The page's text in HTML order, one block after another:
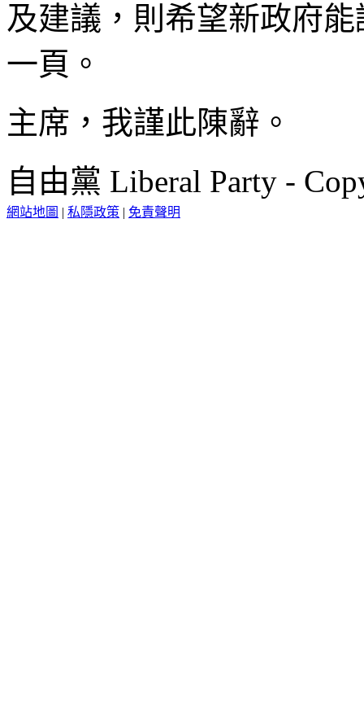
及建議，則希望新政府
一頁。
主席，我謹此陳辭。
自由黨 Liberal Party -
網站地圖 | 私隱政策 | 免責聲明